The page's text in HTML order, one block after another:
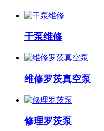
干泵维修
维修罗茨真空泵
修理罗茨泵